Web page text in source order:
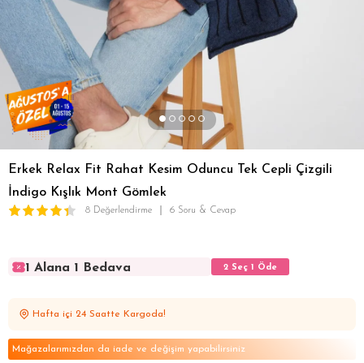
Erkek Relax Fit Rahat Kesim Oduncu Tek Cepli Çizgili
İndigo Kışlık Mont Gömlek
8 Değerlendirme 6 Soru & Cevap
1 Alana 1 Bedava 2 Seç 1 Öde
1 Alana 1 Bedava
Hafta içi 24 Saatte Kargoda!
Mağazalarımızdan da iade ve değişim yapabilirsiniz